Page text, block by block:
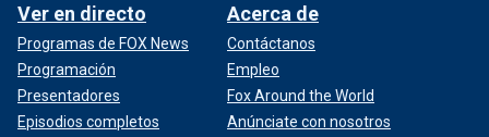
Ver en directo
Programas de FOX News
Programación
Presentadores
Episodios completos
Acerca de
Contáctanos
Empleo
Fox Around the World
Anúnciate con nosotros